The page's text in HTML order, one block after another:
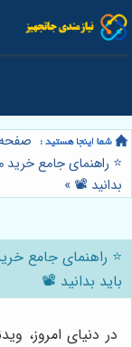
بدانید 📽️ »
باید بدانید 📽️
در دنیای امروز،